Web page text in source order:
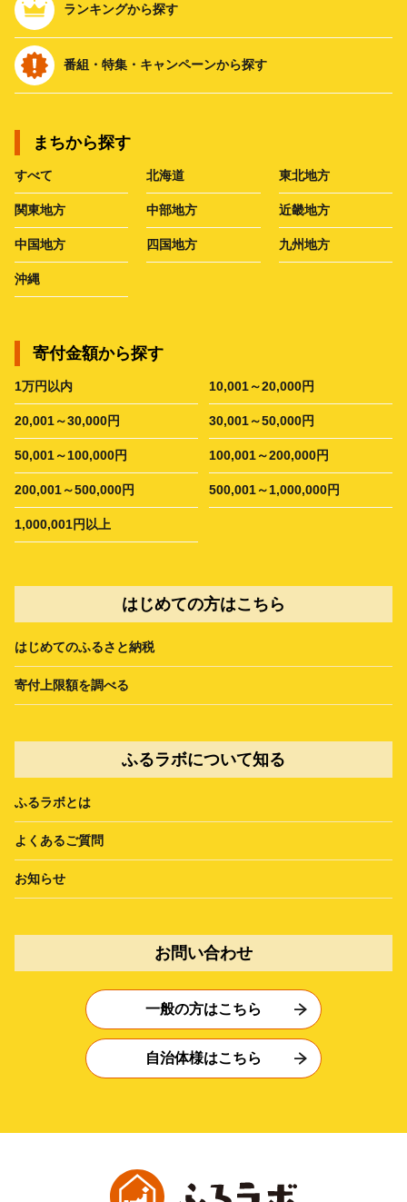
ランキングから探す
番組・特集・キャンペーンから探す
まちから探す
すべて 北海道 東北地方
関東地方 中部地方 近畿地方
中国地方 四国地方 九州地方
沖縄
寄付金額から探す
1万円以内 10,001～20,000円
20,001～30,000円 30,001～50,000円
50,001～100,000円 100,001～200,000円
200,001～500,000円 500,001～1,000,000円
1,000,001円以上
はじめての方はこちら
はじめてのふるさと納税
寄付上限額を調べる
ふるラボについて知る
ふるラボとは
よくあるご質問
お知らせ
お問い合わせ
一般の方はこちら
自治体様はこちら